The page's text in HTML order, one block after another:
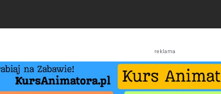
reklama